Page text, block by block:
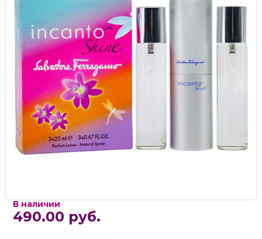
В наличии
490.00 руб.